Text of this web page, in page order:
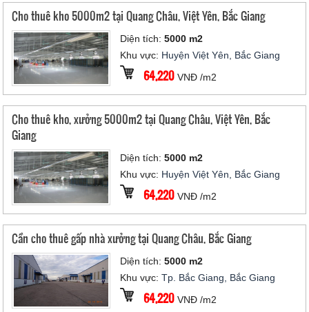
Cho thuê kho 5000m2 tại Quang Châu, Việt Yên, Bắc Giang
Diện tích:5000 m2
Khu vực: Huyện Việt Yên, Bắc Giang
64,220 VNĐ /m2
Cho thuê kho, xưởng 5000m2 tại Quang Châu, Việt Yên, Bắc
Giang
Diện tích:5000 m2
Khu vực: Huyện Việt Yên, Bắc Giang
64,220 VNĐ /m2
Cần cho thuê gấp nhà xưởng tại Quang Châu, Bắc Giang
Diện tích:5000 m2
Khu vực:Tp. Bắc Giang, Bắc Giang
64,220 VNĐ /m2